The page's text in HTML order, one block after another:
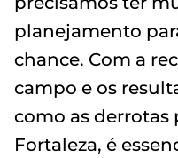
planejamento
chance. Com a
campo e os
como as derrotas
Fortaleza, é